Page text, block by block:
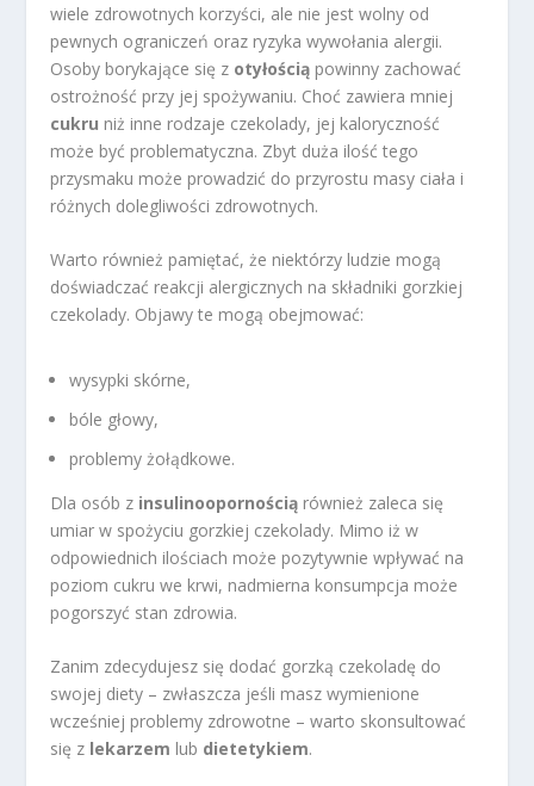
wiele zdrowotnych korzyści, ale nie jest wolny od
pewnych ograniczeń oraz ryzyka wywołania alergii.
Osoby borykające się z otyłością powinny zachować
ostrożność przy jej spożywaniu. Choć zawiera mniej
cukru niż inne rodzaje czekolady, jej kaloryczność
może być problematyczna. Zbyt duża ilość tego
przysmaku może prowadzić do przyrostu masy ciała i
różnych dolegliwości zdrowotnych.
Warto również pamiętać, że niektórzy ludzie mogą
doświadczać reakcji alergicznych na składniki gorzkiej
czekolady. Objawy te mogą obejmować:
wysypki skórne,
bóle głowy,
problemy żołądkowe.
Dla osób z insulinoopornością również zaleca się
umiar w spożyciu gorzkiej czekolady. Mimo iż w
odpowiednich ilościach może pozytywnie wpływać na
poziom cukru we krwi, nadmierna konsumpcja może
pogorszyć stan zdrowia.
Zanim zdecydujesz się dodać gorzką czekoladę do
swojej diety – zwłaszcza jeśli masz wymienione
wcześniej problemy zdrowotne – warto skonsultować
się z lekarzem lub dietetykiem.